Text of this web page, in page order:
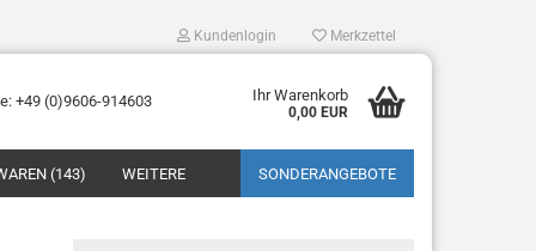
Kundenlogin Merkzettel
+49 (0)9606-914603 Ihr Warenkorb
0,00 EUR
(143) SONDERANGEBOTE
WEITERE